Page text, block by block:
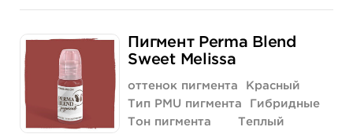
Цена
Количество
3 040 руб.
купить
Пигмент Perma Blend
Sweet Melissa
оттенок пигмента
Красный
Тип PMU пигмента
Гибридные
Тон пигмента
Теплый